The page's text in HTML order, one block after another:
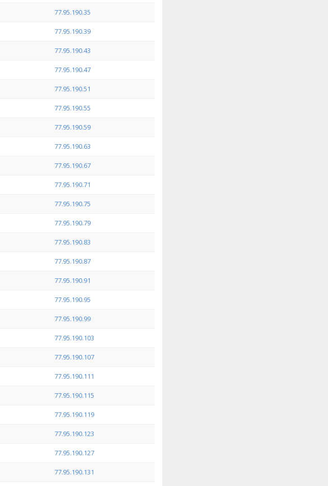
77.95.190.35
77.95.190.39
77.95.190.43
77.95.190.47
77.95.190.51
77.95.190.55
77.95.190.59
77.95.190.63
77.95.190.67
77.95.190.71
77.95.190.75
77.95.190.79
77.95.190.83
77.95.190.87
77.95.190.91
77.95.190.95
77.95.190.99
77.95.190.103
77.95.190.107
77.95.190.111
77.95.190.115
77.95.190.119
77.95.190.123
77.95.190.127
77.95.190.131